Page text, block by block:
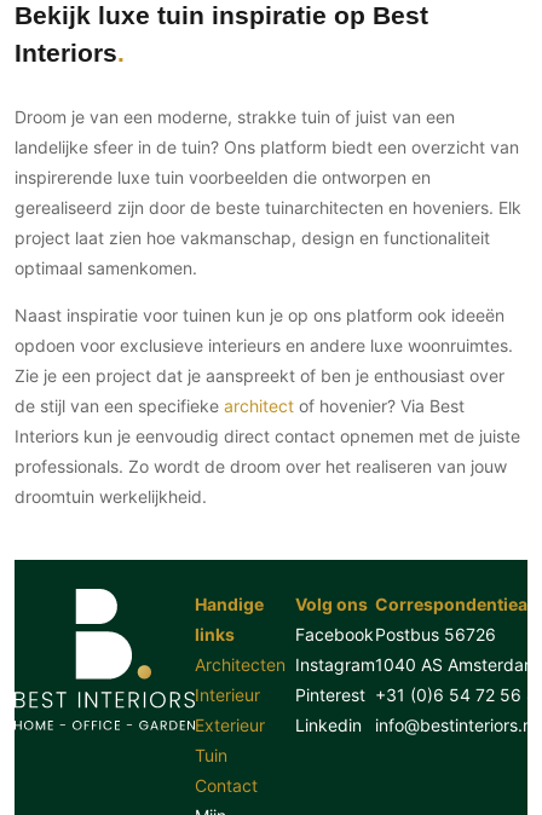
Bekijk luxe tuin inspiratie op Best
Interiors
Droom je van een moderne, strakke tuin of juist van een
landelijke sfeer in de tuin? Ons platform biedt een overzicht van
inspirerende luxe tuin voorbeelden die ontworpen en
gerealiseerd zijn door de beste tuinarchitecten en hoveniers. Elk
project laat zien hoe vakmanschap, design en functionaliteit
optimaal samenkomen.
Naast inspiratie voor tuinen kun je op ons platform ook ideeën
opdoen voor exclusieve interieurs en andere luxe woonruimtes.
Zie je een project dat je aanspreekt of ben je enthousiast over
de stijl van een specifieke architect of hovenier? Via Best
Interiors kun je eenvoudig direct contact opnemen met de juiste
professionals. Zo wordt de droom over het realiseren van jouw
droomtuin werkelijkheid.
Handige
links
Architecten
Interieur
Exterieur
Tuin
Contact
Volg ons
Facebook
Instagram
Pinterest
Linkedin
Postbus 56726
1040 AS Amsterdam
+31 (0)6 54 72 56
info@bestinteriors.nl